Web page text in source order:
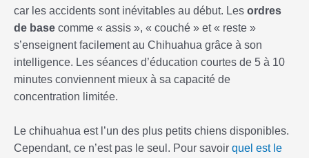
car les accidents sont inévitables au début. Les ordres
de base comme « assis », « couché » et « reste »
s’enseignent facilement au Chihuahua grâce à son
intelligence. Les séances d’éducation courtes de 5 à 10
minutes conviennent mieux à sa capacité de
concentration limitée.
Le chihuahua est l’un des plus petits chiens disponibles.
Cependant, ce n’est pas le seul. Pour savoir quel est le